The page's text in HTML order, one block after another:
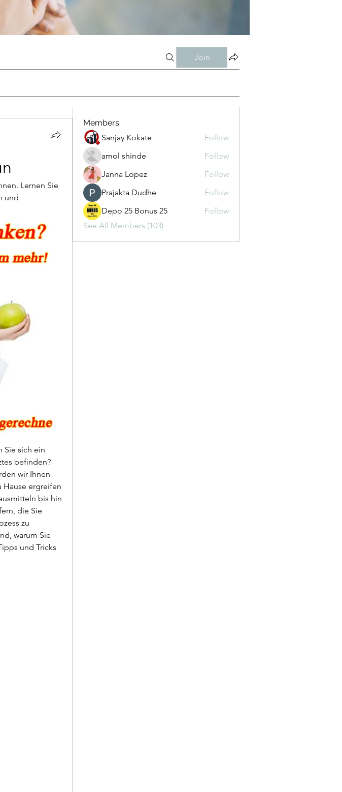
Join
Lernen Sie
und
Sie sich ein
befinden?
wir Ihnen
Hause ergreifen
bis hin
die Sie
zu
warum Sie
und Tricks
Members
Sanjay Kokate
Follow
amol shinde
Follow
Janna Lopez
Follow
Prajakta Dudhe
Follow
Depo 25 Bonus 25
Follow
See All Members (103)